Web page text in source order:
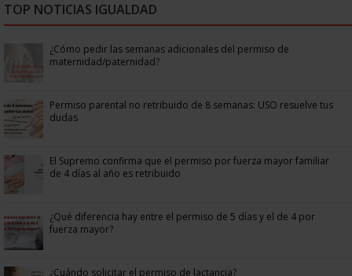
TOP NOTICIAS IGUALDAD
¿Cómo pedir las semanas adicionales del permiso de
maternidad/paternidad?
Permiso parental no retribuido de 8 semanas: USO resuelve tus
dudas
El Supremo confirma que el permiso por fuerza mayor familiar
de 4 días al año es retribuido
¿Qué diferencia hay entre el permiso de 5 días y el de 4 por
fuerza mayor?
¿Cuándo solicitar el permiso de lactancia?